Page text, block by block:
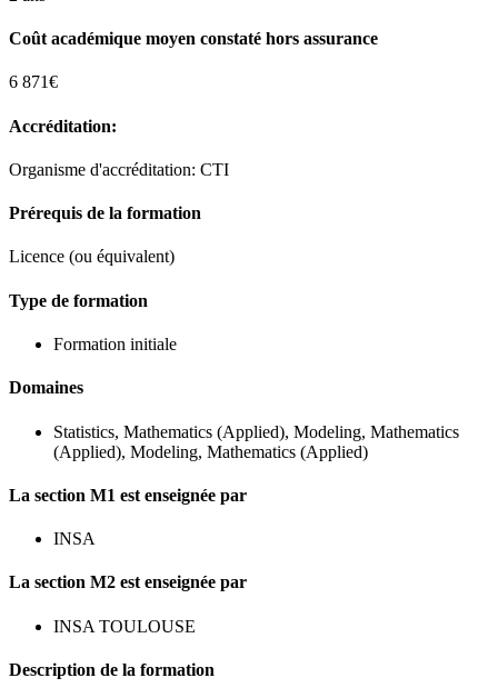
Coût académique moyen constaté hors assurance
6 871€
Accréditation:
Organisme d'accréditation: CTI
Prérequis de la formation
Licence (ou équivalent)
Type de formation
Formation initiale
Domaines
Statistics, Mathematics (Applied), Modeling, Mathematics
(Applied), Modeling, Mathematics (Applied)
La section M1 est enseignée par
INSA
La section M2 est enseignée par
INSA TOULOUSE
Description de la formation